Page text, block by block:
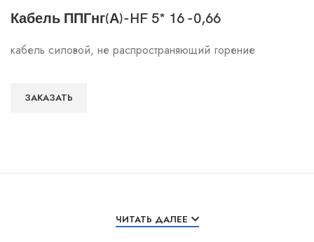
Кабель ППГнг(А)-HF 5* 16 -0,66
кабель силовой, не распространяющий горение
ЗАКАЗАТЬ
ЧИТАТЬ ДАЛЕЕ